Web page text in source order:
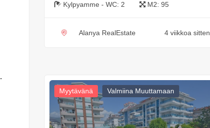
Kylpyamme - WC: 2 M2: 95
Alanya RealEstate 4 viikkoa sitten
Myytävänä Valmiina Muuttamaan